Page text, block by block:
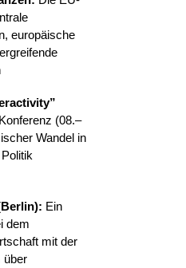
europäische
(08.–
Wandel in
Ein
dem
mit der
über